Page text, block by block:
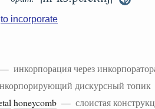
to incorporate
инкорпорация через
дискурсный топик
honeycomb — слоистая